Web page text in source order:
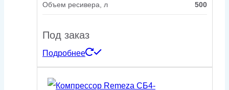
Объем ресивера, л 500
Под заказ
Подробнее